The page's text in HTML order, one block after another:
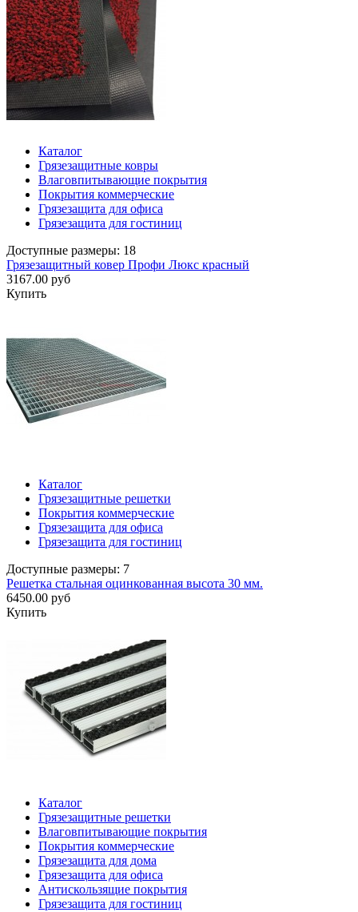
Каталог
Грязезащитные ковры
Влаговпитывающие покрытия
Покрытия коммерческие
Грязезащита для офиса
Грязезащита для гостиниц
Доступные размеры: 18
Грязезащитный ковер Профи Люкс красный
3167.00 руб
Купить
Каталог
Грязезащитные решетки
Покрытия коммерческие
Грязезащита для офиса
Грязезащита для гостиниц
Доступные размеры: 7
Решетка стальная оцинкованная высота 30 мм.
6450.00 руб
Купить
Каталог
Грязезащитные решетки
Влаговпитывающие покрытия
Покрытия коммерческие
Грязезащита для дома
Грязезащита для офиса
Антискользящие покрытия
Грязезащита для гостиниц